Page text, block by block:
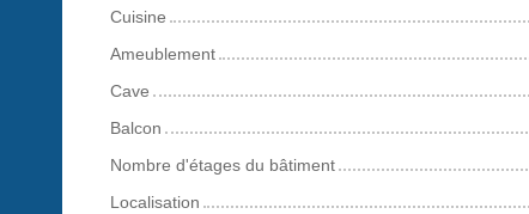
Cuisine
Ameublement
Cave
Balcon
Nombre d'étages du bâtiment
Localisation